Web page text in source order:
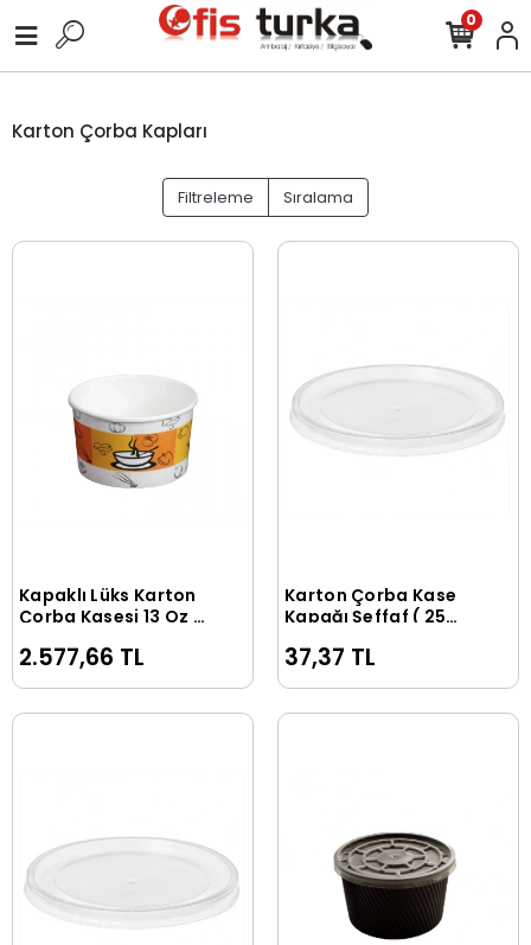
0
Karton Çorba Kapları
Filtreleme Sıralama
Sepete Ekle
Kapaklı Lüks Karton
Çorba Kasesi 13 Oz -
2.577,66 TL
Sepete Ekle
Karton Çorba Kase
Kapağı Şeffaf ( 25
37,37 TL